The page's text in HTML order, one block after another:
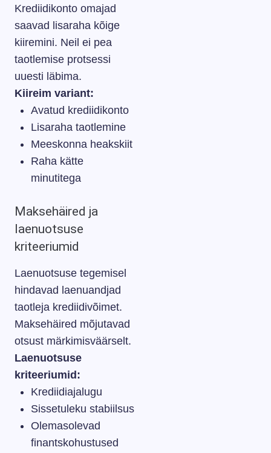
Krediidikonto omajad
saavad lisaraha kõige
kiiremini. Neil ei pea
taotlemise protsessi
uuesti läbima.
Kiireim variant:
Avatud krediidikonto
Lisaraha taotlemine
Meeskonna heakskiit
Raha kätte
minutitega
Maksehäired ja
laenuotsuse
kriteeriumid
Laenuotsuse tegemisel
hindavad laenuandjad
taotleja krediidivõimet.
Maksehäired mõjutavad
otsust märkimisväärselt.
Laenuotsuse
kriteeriumid:
Krediidiajalugu
Sissetuleku stabiilsus
Olemasolevad
finantskohustused